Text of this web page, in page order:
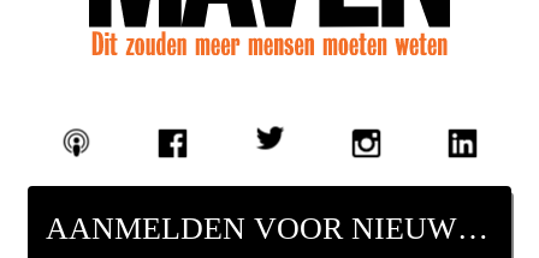
AANMELDEN VOOR NIEUWSBRIEF